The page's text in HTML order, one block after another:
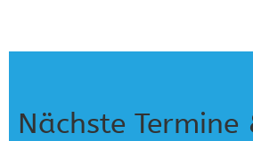
Nächste Termine